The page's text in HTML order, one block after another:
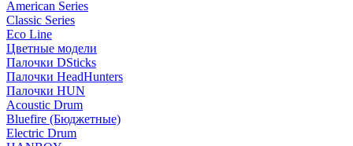
American Series
Classic Series
Eco Line
Цветные модели
Палочки DSticks
Палочки HeadHunters
Палочки HUN
Acoustic Drum
Bluefire (Бюджетные)
Electric Drum